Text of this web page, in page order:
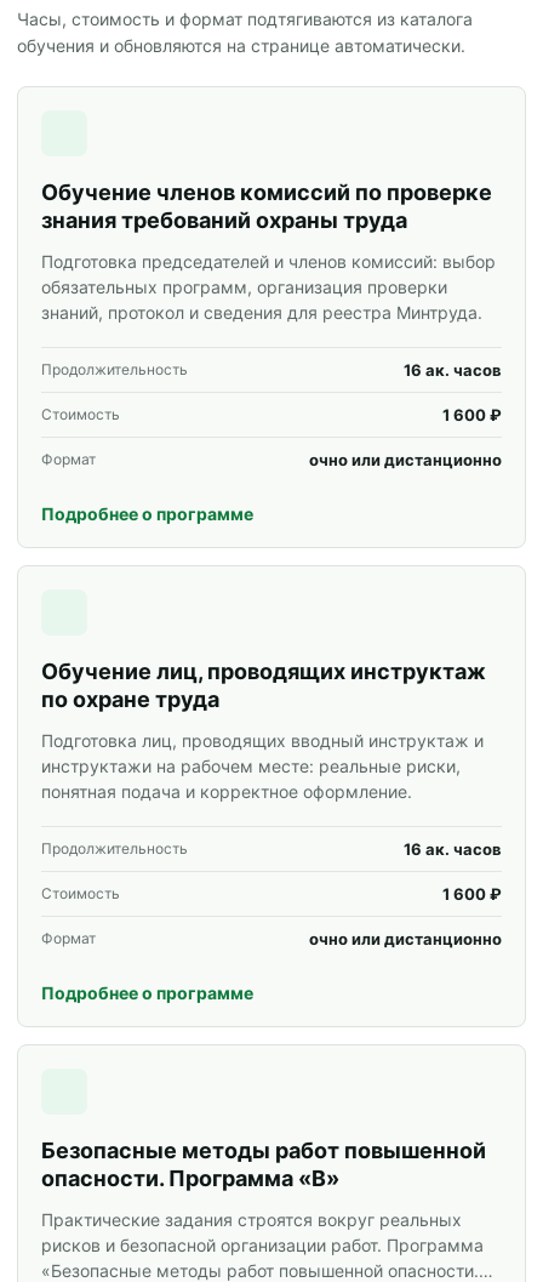
Часы, стоимость и формат подтягиваются из каталога
обучения и обновляются на странице автоматически.
Обучение членов комиссий по проверке
знания требований охраны труда
Подготовка председателей и членов комиссий: выбор
обязательных программ, организация проверки
знаний, протокол и сведения для реестра Минтруда.
Продолжительность 16 ак. часов
Стоимость 1 600 ₽
Формат очно или дистанционно
Подробнее о программе
Обучение лиц, проводящих инструктаж
по охране труда
Подготовка лиц, проводящих вводный инструктаж и
инструктажи на рабочем месте: реальные риски,
понятная подача и корректное оформление.
Продолжительность 16 ак. часов
Стоимость 1 600 ₽
Формат очно или дистанционно
Подробнее о программе
Безопасные методы работ повышенной
опасности. Программа «В»
Практические задания строятся вокруг реальных
рисков и безопасной организации работ. Программа
«Безопасные методы работ повышенной опасности.